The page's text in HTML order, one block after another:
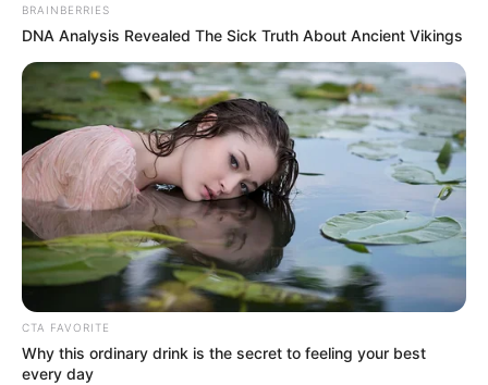
Tesoura
Passo a Passo
Limpe as latas
1. Antes de aprendercomo fazer um porta-trecoé
preciso higienizar a principal matéria prima
desse artesanato: as latas. Para isso, lave os
recipientes com água e detergente neutro.
Seque-as bem para que não apareça ferrugem.
Dica: Caso suas latas já estejam enferrujadas,
BRAINBERRIES
DNA Analysis Revealed The Sick Truth About Ancient Vikings
CTA FAVORITE
Why this ordinary drink is the secret to feeling your best
every day